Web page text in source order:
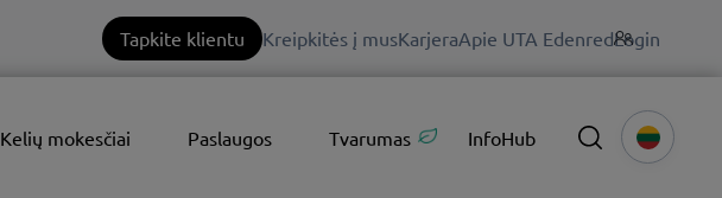
Tapkite klientu Kreipkitės į musKarjeraApie UTA EdenredLogin
Kelių mokesčiai Paslaugos Tvarumas InfoHub